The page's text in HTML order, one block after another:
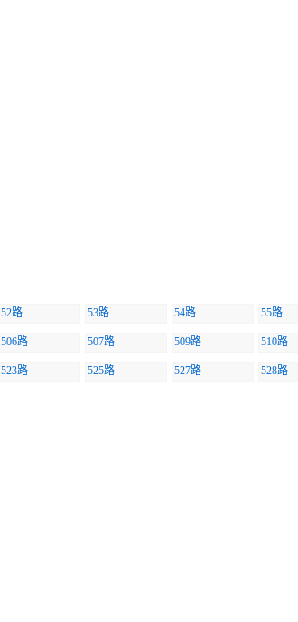
52路 53路 54路 55路
506路 507路 509路 510路
523路 525路 527路 528路